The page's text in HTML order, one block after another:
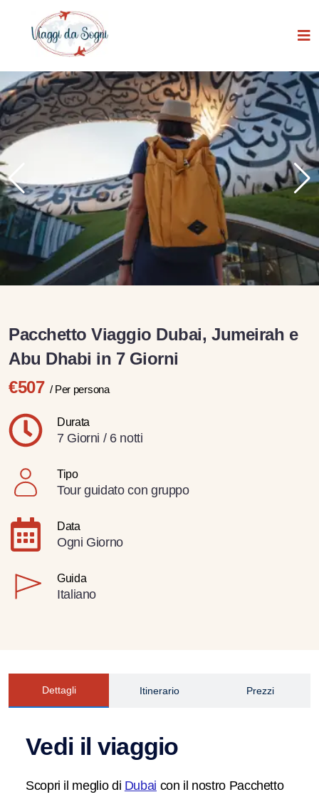
Pacchetto Viaggio Dubai, Jumeirah e
Abu Dhabi in 7 Giorni
€507 / Per persona
Durata
7 Giorni / 6 notti
Tipo
Tour guidato con gruppo
Data
Ogni Giorno
Guida
Italiano
Dettagli Itinerario Prezzi
Vedi il viaggio
Scopri il meglio di Dubai con il nostro Pacchetto